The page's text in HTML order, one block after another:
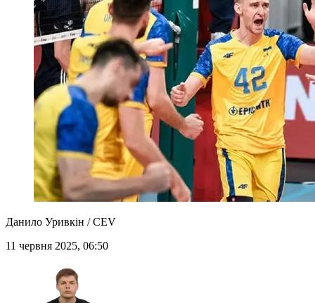
Данило Уривкін / CEV
11 червня 2025, 06:50